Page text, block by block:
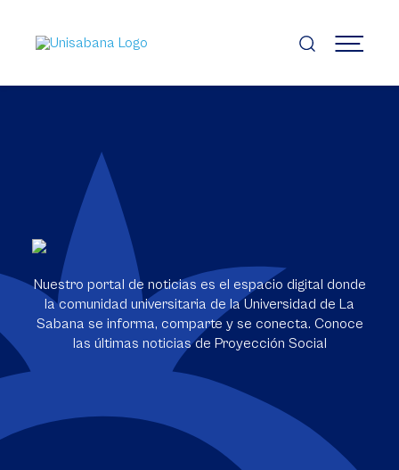
contenido
principal
MENÚ
Nuestro portal de noticias es el espacio digital donde
la comunidad universitaria de la Universidad de La
Sabana se informa, comparte y se conecta. Conoce
las últimas noticias de Proyección Social